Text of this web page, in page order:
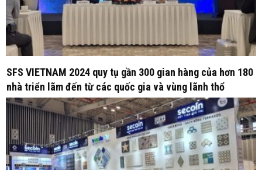
SFS VIETNAM 2024 quy tụ gần 300 gian hàng của hơn 180
nhà triển lãm đến từ các quốc gia và vùng lãnh thổ